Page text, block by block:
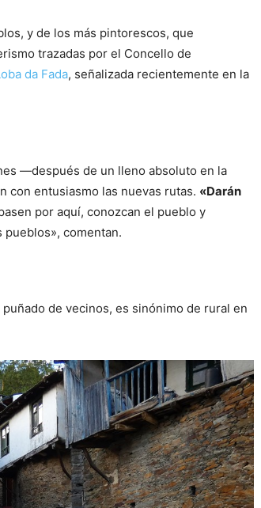
y de los más pintorescos, que
trazadas por el Concello de
da Fada, señalizada recientemente en la
—después de un lleno absoluto en la
con entusiasmo las nuevas rutas. «Darán
por aquí, conozcan el pueblo y
comentan.
de vecinos, es sinónimo de rural en